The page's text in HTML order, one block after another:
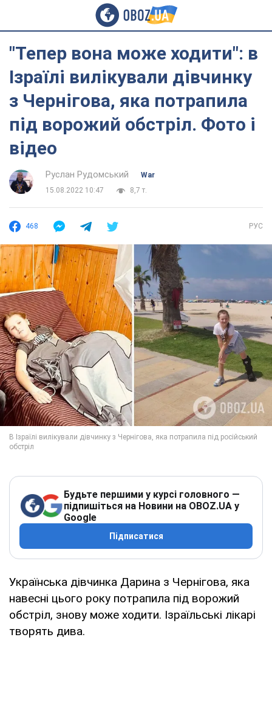
"Тепер вона може ходити": в
Ізраїлі вилікували дівчинку
з Чернігова, яка потрапила
під ворожий обстріл. Фото і
відео
Руслан Рудомський
War
15.08.2022 10:47
8,7 т.
468 РУС
Будьте першими у курсі головного —
підпишіться на Новини на OBOZ.UA у
Google
Підписатися
Українська дівчинка Дарина з Чернігова, яка
навесні цього року потрапила під ворожий
обстріл, знову може ходити. Ізраїльські лікарі
творять дива.